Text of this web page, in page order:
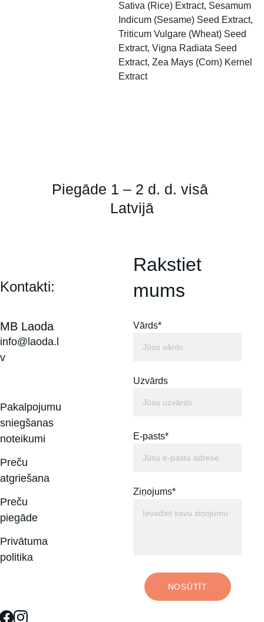
Sativa (Rice) Extract, Sesamum
Indicum (Sesame) Seed Extract,
Triticum Vulgare (Wheat) Seed
Extract, Vigna Radiata Seed
Extract, Zea Mays (Corn) Kernel
Extract
Rakstiet
mums
Vārds*
Uzvārds
E-pasts*
Ziņojums*
NOSŪTĪT
MB Laoda
Kontakti:
info@laoda.l
v
Pakalpojumu
sniegšanas
noteikumi
Preču
atgriešana
Preču
piegāde
Privātuma
politika
Piegāde 1 – 2 d. d. visā
Latvijā